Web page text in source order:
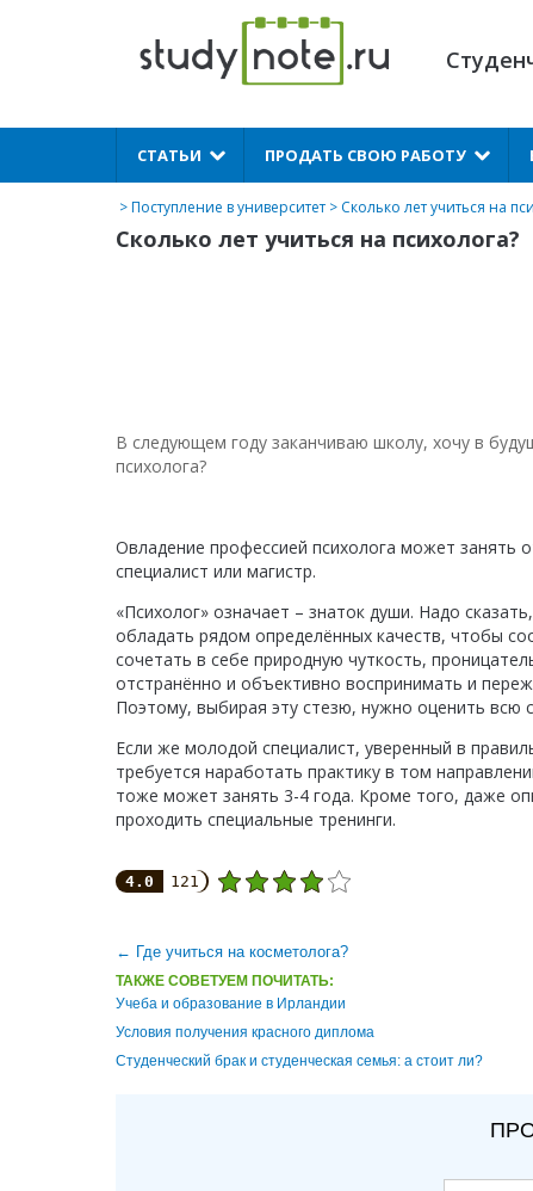
СТАТЬИ ПРОДАТЬ СВОЮ РАБОТУ
>Поступление в университет > Сколько лет учиться на
Сколько лет учиться на психолога?
В следующем году заканчиваю школу, хочу в
психолога?
Овладение профессией психолога может занять
специалист или магистр.
«Психолог» означает – знаток души. Надо
обладать рядом определённых качеств, чтобы
сочетать в себе природную чуткость,
отстранённо и объективно воспринимать и
Поэтому, выбирая эту стезю, нужно оценить всю
Если же молодой специалист, уверенный в
требуется наработать практику в том
тоже может занять 3-4 года. Кроме того, даже
проходить специальные тренинги.
4.0 121
← Где учиться на косметолога?
ТАКЖЕ СОВЕТУЕМ ПОЧИТАТЬ:
Учеба и образование в Ирландии
Условия получения красного диплома
Студенческий брак и студенческая семья: а стоит ли?